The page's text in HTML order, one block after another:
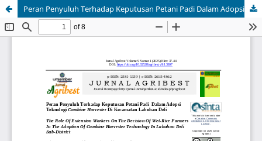
Peran Penyuluh Terhadap Keputusan Petani Padi Dalam Adopsi Teknologi Combine Harvester Di Kecamatan Labuhan Deli